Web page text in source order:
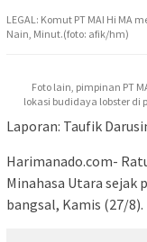
LEGAL: Komut PT MAI Hi MA
Nain, Minut.(foto: afik/hm)
Foto lain, pimpinan PT
lokasi budidaya lobster di
Laporan: Taufik
Harimanado.com-
Minahasa Utara sejak
bangsal, Kamis (27/8).